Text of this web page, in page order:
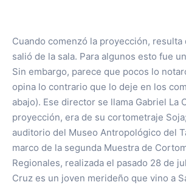
Cuando comenzó la proyección,
salió de la sala. Para algunos esto fue
Sin embargo, parece que pocos lo
opina lo contrario que lo deje en los
abajo). Ese director se llama Gabriel La
proyección, era de su cortometraje
auditorio del Museo Antropológico del
marco de la segunda Muestra de
Regionales, realizada el pasado 28 de
Cruz es un joven merideño que vino a